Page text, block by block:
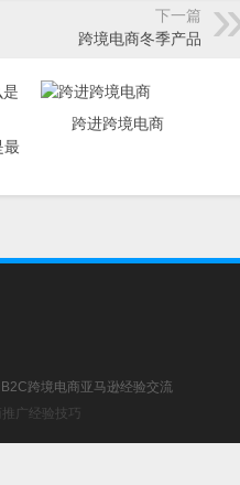
下一篇
跨境电商冬季产品
最
跨进跨境电商
B2C跨境电商亚马逊经验交流
广经验技巧